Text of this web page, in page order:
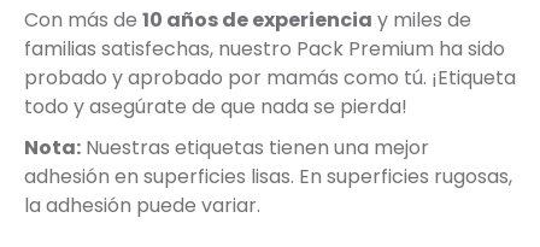
Con más de 10 años de experiencia y miles de
familias satisfechas, nuestro Pack Premium ha sido
probado y aprobado por mamás como tú. ¡Etiqueta
todo y asegúrate de que nada se pierda!
Nota: Nuestras etiquetas tienen una mejor
adhesión en superficies lisas. En superficies rugosas,
la adhesión puede variar.